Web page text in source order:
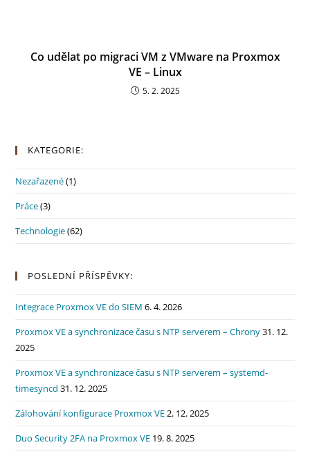
Co udělat po migraci VM z VMware na Proxmox
VE – Linux
5. 2. 2025
KATEGORIE:
Nezařazené(1)
Práce(3)
Technologie(62)
POSLEDNÍ PŘÍSPĚVKY:
Integrace Proxmox VE do SIEM 6. 4. 2026
Proxmox VE a synchronizace času s NTP serverem – Chrony31. 12.
2025
Proxmox VE a synchronizace času s NTP serverem – systemd-
timesyncd 31. 12. 2025
Zálohování konfigurace Proxmox VE2. 12. 2025
Duo Security 2FA na Proxmox VE 19. 8. 2025